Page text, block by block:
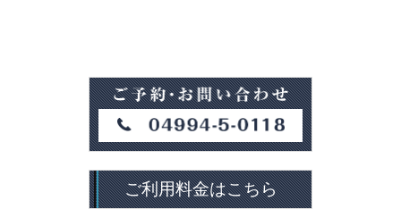
ご利用料金はこちら